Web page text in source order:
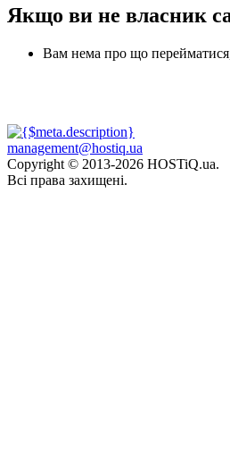
Якщо ви не власник
Вам нема про що
management@hostiq.ua
Copyright © 2013-2026 HOSTiQ.ua.
Всі права захищені.